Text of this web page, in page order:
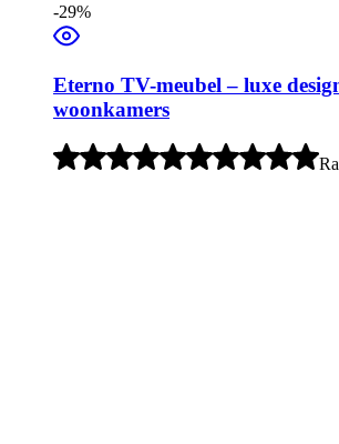
-29%
Eterno TV-meubel – luxe
woonkamers